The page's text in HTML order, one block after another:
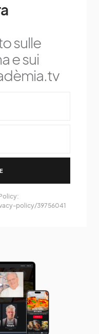
sulle
e sui
policy/39756041